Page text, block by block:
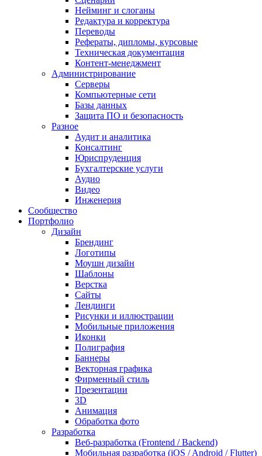
Нейминг и слоганы
Редактура и корректура
Переводы
Рефераты, дипломы, курсовые
Техническая документация
Контент-менеджмент
Администрирование
Серверы
Компьютерные сети
Базы данных
Защита ПО и безопасность
Разное
Аудит и аналитика
Консалтинг
Юриспруденция
Бухгалтерские услуги
Аудио
Видео
Инженерия
Сообщество
Портфолио
Дизайн
Брендинг
Логотипы
Моушн дизайн
Шаблоны
Верстка
Сайты
Лендинги
Рисунки и иллюстрации
Мобильные приложения
Иконки
Полиграфия
Баннеры
Векторная графика
Фирменный стиль
Презентации
3D
Анимация
Обработка фото
Разработка
Веб-разработка (Frontend / Backend)
Мобильная разработка (iOS / Android / Flutter)